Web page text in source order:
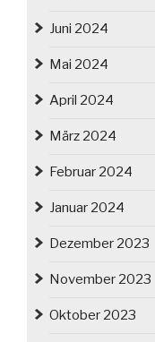
Juni 2024
Mai 2024
April 2024
März 2024
Februar 2024
Januar 2024
Dezember 2023
November 2023
Oktober 2023